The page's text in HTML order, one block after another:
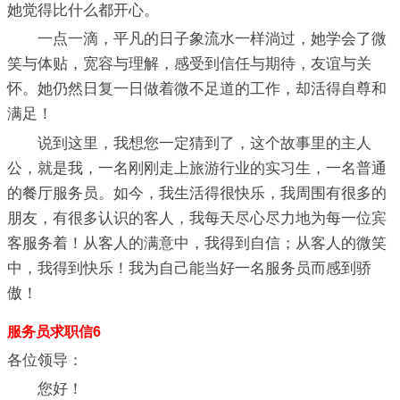
她觉得比什么都开心。
一点一滴，平凡的日子象流水一样淌过，她学会了微
笑与体贴，宽容与理解，感受到信任与期待，友谊与关
怀。她仍然日复一日做着微不足道的工作，却活得自尊和
满足！
说到这里，我想您一定猜到了，这个故事里的主人
公，就是我，一名刚刚走上旅游行业的实习生，一名普通
的餐厅服务员。如今，我生活得很快乐，我周围有很多的
朋友，有很多认识的客人，我每天尽心尽力地为每一位宾
客服务着！从客人的满意中，我得到自信；从客人的微笑
中，我得到快乐！我为自己能当好一名服务员而感到骄
傲！
服务员求职信6
各位领导：
您好！